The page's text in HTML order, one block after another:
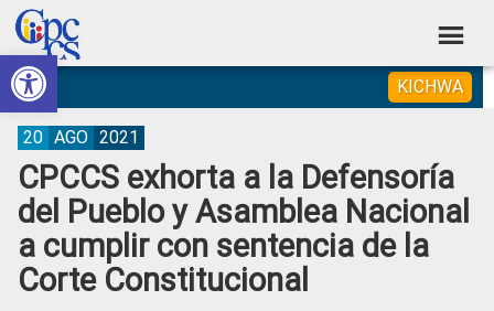
Abrir barra de herramientas
Skip
to
primary
navigation
Skip
to
main
content
Skip
to
primary
sidebar
Skip
to
footer
Consejo
de
Participación
Ciudadana
Control
Social
Construyendo
Poder
Ciudadano
KICHWA
CPCCS exhorta a la Defensoría
del Pueblo y Asamblea Nacional
a cumplir con sentencia de la
Corte Constitucional
20 AGO 2021